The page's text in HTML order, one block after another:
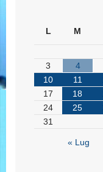
L M
3
4
10
11
17
18
24
25
31
« Lug